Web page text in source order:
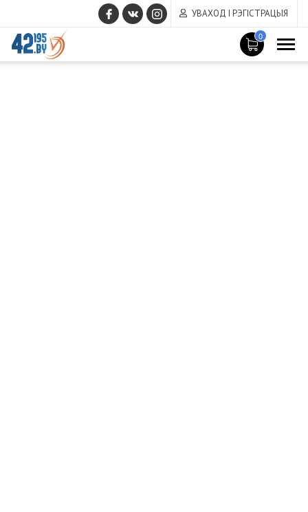
УВАХОД І РЭГІСТРАЦЫЯ
0
MAIN